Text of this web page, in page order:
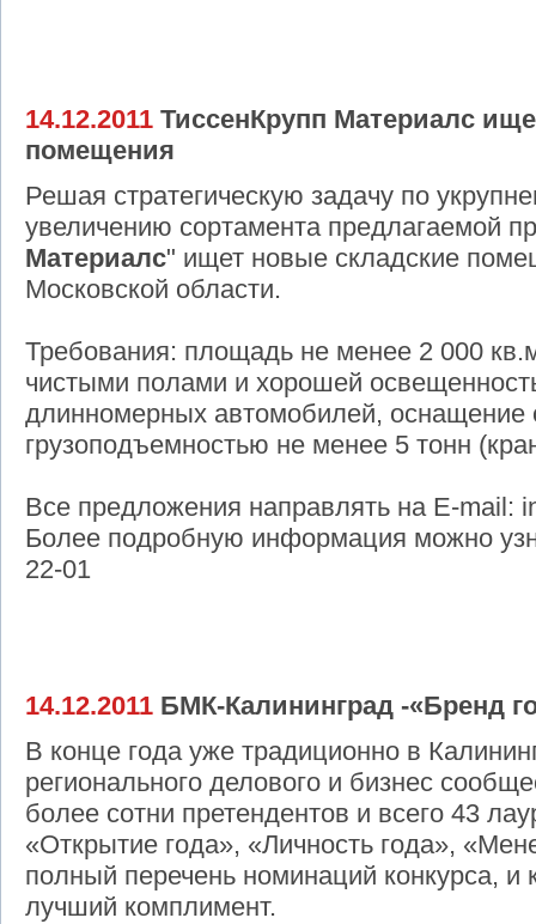
14.12.2011 ТиссенКрупп Материалс
помещения
Решая стратегическую задачу по
увеличению сортамента предлагаемой
Материалс" ищет новые складские
Московской области.
Требования: площадь не менее 2 000
чистыми полами и хорошей
длинномерных автомобилей, оснащение
грузоподъемностью не менее 5 тонн
Все предложения направлять на E-mail:
Более подробную информация можно
22-01
14.12.2011 БМК-Калининград -«Бренд
В конце года уже традиционно в
регионального делового и бизнес
более сотни претендентов и всего 43
«Открытие года», «Личность года»,
полный перечень номинаций конкурса, и
лучший комплимент.